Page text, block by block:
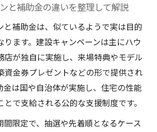
と補助金の違いを整理して解説
と補助金は、似ているようで実は目的
ります。建設キャンペーンは主にハウ
店が独自に実施し、来場特典やモデル
資金券プレゼントなどの形で提供され
金は国や自治体が実施し、住宅の性能
で支給される公的な支援制度です。
間限定で、抽選や先着順となるケース